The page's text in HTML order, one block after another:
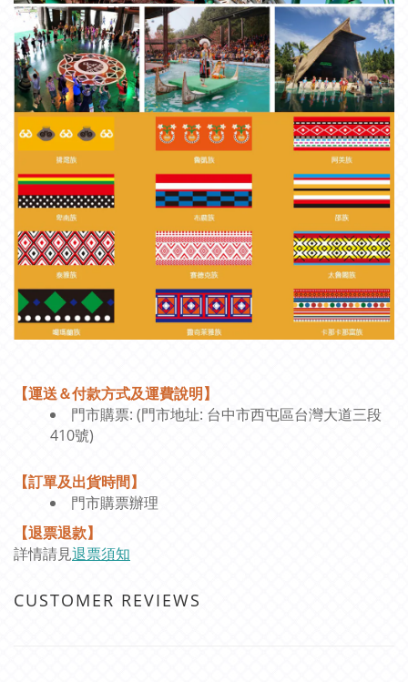
【運送＆付款方式及運費說明】
門市購票: (門市地址: 台中市西屯區台灣大道三段
410號)
【訂單及出貨時間】
門市購票辦理
【退票退款】
詳情請見退票須知
CUSTOMER REVIEWS
No review for this product
關於我們 COMPANY